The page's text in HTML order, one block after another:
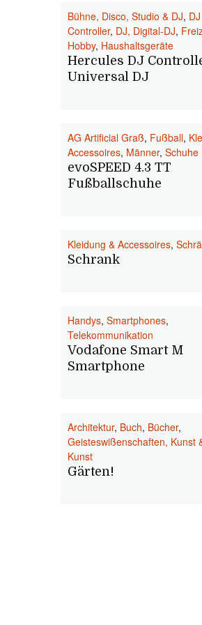
Bühne, Disco, Studio & DJ, DJ
Controller, DJ, Digital-DJ,
Hobby, Haushaltsgeräte
Hercules DJ
Universal DJ
AG Artificial Graß, Fußball,
Accessoires, Männer, Schuhe
evoSPEED 4.3 TT
Fußballschuhe
Kleidung & Accessoires,
Schrank
Handys, Smartphones,
Telekommunikation
Vodafone Smart M
Smartphone
Architektur, Buch, Bücher,
Geisteswißenschaften, Kunst
Kunst
Gärten!